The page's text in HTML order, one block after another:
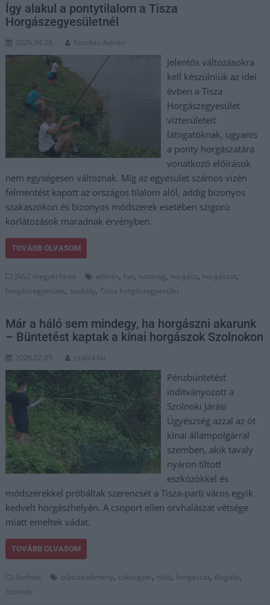
Így alakul a pontytilalom a Tisza
Horgászegyesületnél
2026.04.28. Fazekas Adrián
Jelentős változásokra
kell készülniük az idei
évben a Tisza
Horgászegyesület
vízterületeit
látogatóknak, ugyanis
a ponty horgászatára
vonatkozó előírások
nem egységesen változnak. Míg az egyesület számos vizén
felmentést kapott az országos tilalom alól, addig bizonyos
szakaszokon és bizonyos módszerek esetében szigorú
korlátozások maradnak érvényben.
TOVÁBB OLVASOM
JNSZ megyei hírek előírás, hal, hatóság, horgász, horgászat,
horgászegyesület, szabály,Tisza horgászegyesület
Már a háló sem mindegy, ha horgászni akarunk
– Büntetést kaptak a kínai horgászok Szolnokon
2026.02.05. szol24.hu
Pénzbüntetést
indítványozott a
Szolnoki Járási
Ügyészség azzal az öt
kínai állampolgárral
szemben, akik tavaly
nyáron tiltott
eszközökkel és
módszerekkel próbáltak szerencsét a Tisza-parti város egyik
kedvelt horgászhelyén. A csoport ellen orvhalászat vétsége
miatt emeltek vádat.
TOVÁBB OLVASOM
Szolnok bűncselekmény, cukorgyár, háló, horgászat, illegális,
Szolnok